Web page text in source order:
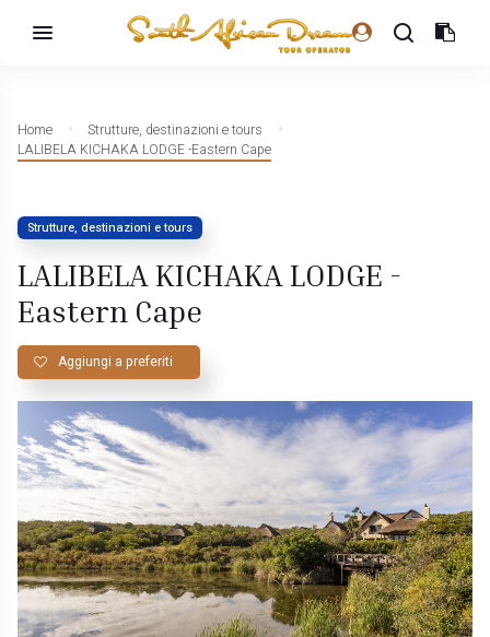
Home
Strutture, destinazioni e tours
LALIBELA KICHAKA LODGE -Eastern Cape
Strutture, destinazioni e tours
LALIBELA KICHAKA LODGE -
Eastern Cape
Aggiungi a preferiti